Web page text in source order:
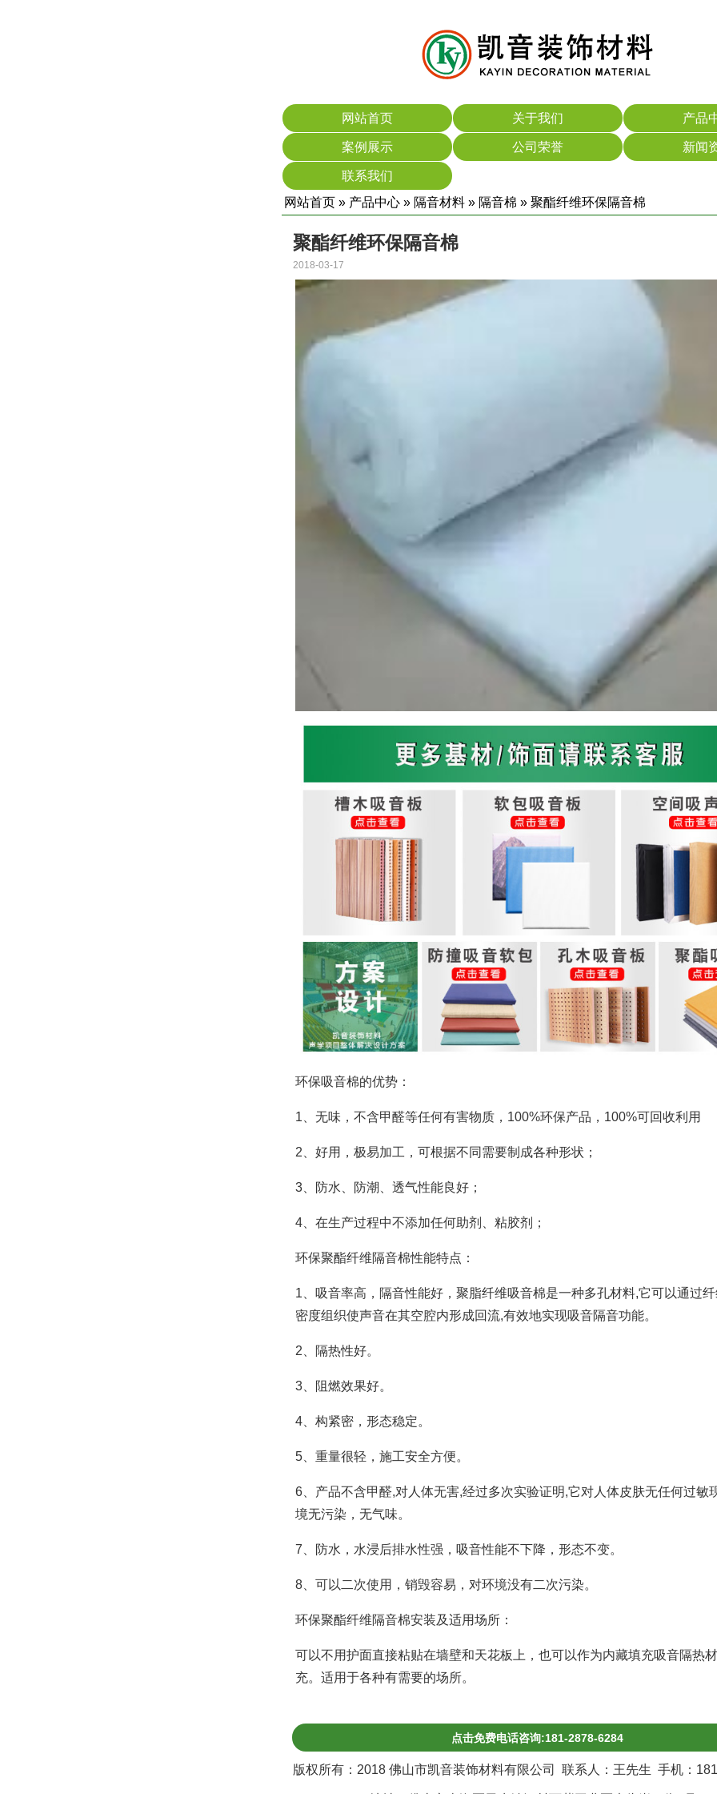
网站首页 关于我们 产品
案例展示 公司荣誉 新闻
联系我们
网站首页 » 产品中心 » 隔音材料 » 隔音棉 » 聚酯纤维环保隔音棉
聚酯纤维环保隔音棉
2018-03-17
环保吸音棉的优势：
1、无味，不含甲醛等任何有害物质，100%环保产品，100%可回收利用
2、好用，极易加工，可根据不同需要制成各种形状；
3、防水、防潮、透气性能良好；
4、在生产过程中不添加任何助剂、粘胶剂；
环保聚酯纤维隔音棉性能特点：
1、吸音率高，隔音性能好，聚脂纤维吸音棉是一种多孔材料,它可以通过
密度组织使声音在其空腔内形成回流,有效地实现吸音隔音功能。
2、隔热性好。
3、阻燃效果好。
4、构紧密，形态稳定。
5、重量很轻，施工安全方便。
6、产品不含甲醛,对人体无害,经过多次实验证明,它对人体皮肤无任何过敏
境无污染，无气味。
7、防水，水浸后排水性强，吸音性能不下降，形态不变。
8、可以二次使用，销毁容易，对环境没有二次污染。
环保聚酯纤维隔音棉安装及适用场所：
可以不用护面直接粘贴在墙壁和天花板上，也可以作为内藏填充吸音隔热
充。适用于各种有需要的场所。
点击免费电话咨询:181-2878-6284
版权所有：2018 佛山市凯音装饰材料有限公司 联系人：王先生 手机：